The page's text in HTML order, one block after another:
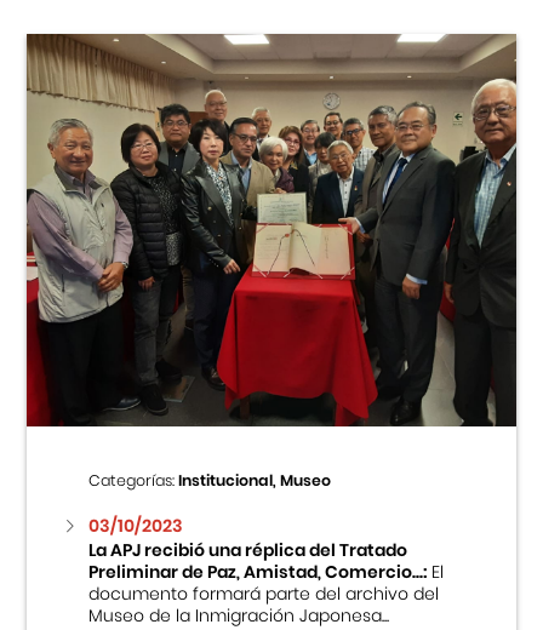
Categorías:Institucional, Museo
03/10/2023
La APJ recibió una réplica del Tratado
Preliminar de Paz, Amistad, Comercio...:El
documento formará parte del archivo del
Museo de la Inmigración Japonesa...